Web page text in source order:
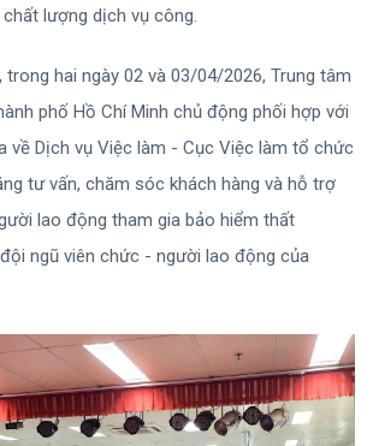
lượng dịch vụ công.
hai ngày 02 và 03/04/2026, Trung tâm
phố Hồ Chí Minh chủ động phối hợp với
về Dịch vụ Việc làm - Cục Việc làm tổ chức
tư vấn, chăm sóc khách hàng và hỗ trợ
lao động tham gia bảo hiểm thất
ngũ viên chức - người lao động của